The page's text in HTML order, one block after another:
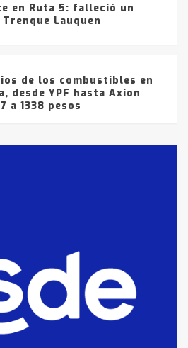
en Ruta 5: falleció un
Lauquen
de los combustibles en
desde YPF hasta Axion
a 1338 pesos
por
de drogas en la
sábado
se vendió el edificio de
la planta Industrial del